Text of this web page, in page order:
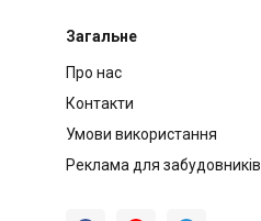
Загальне
Про нас
Контакти
Умови використання
Реклама для забудовників